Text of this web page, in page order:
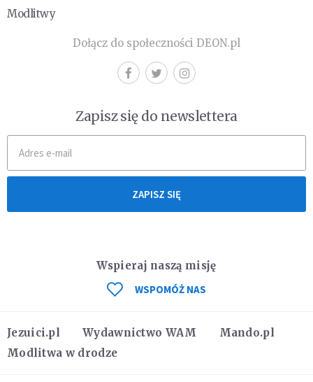
Modlitwy
Dołącz do społeczności DEON.pl
Zapisz się do newslettera
ZAPISZ SIĘ
Jezuici.pl Wydawnictwo WAM
Mando.pl
Modlitwa w drodze
Wspieraj naszą misję
WSPOMÓŻ NAS